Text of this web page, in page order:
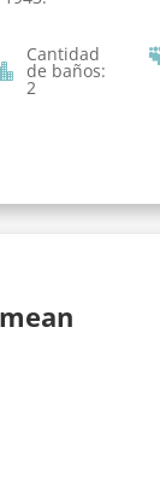
Cantidad
de baños:
2